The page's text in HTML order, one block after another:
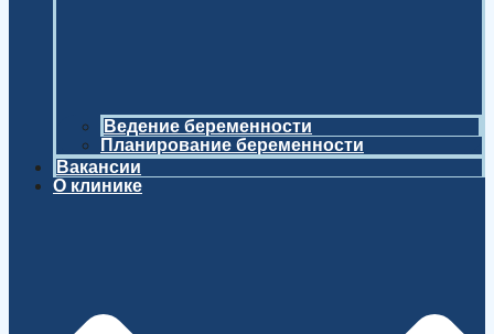
Ведение беременности
Планирование беременности
Вакансии
О клинике